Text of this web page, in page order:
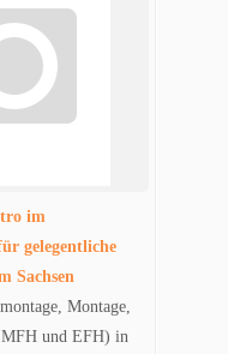
im
gelegentliche
Sachsen
Montage,
MFH und EFH) in